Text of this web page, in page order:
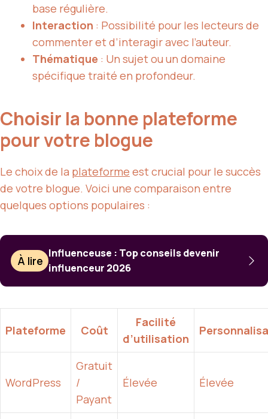
base régulière.
Interaction : Possibilité pour les lecteurs de
commenter et d’interagir avec l’auteur.
Thématique : Un sujet ou un domaine
spécifique traité en profondeur.
Choisir la bonne plateforme
pour votre blogue
Le choix de la plateforme est crucial pour le succès
de votre blogue. Voici une comparaison entre
quelques options populaires :
À lire
Influenceuse : Top conseils devenir
influenceur 2026
Plateforme Coût
Facilité
d’utilisation
WordPress
Gratuit
/
Payant
Élevée Élevée